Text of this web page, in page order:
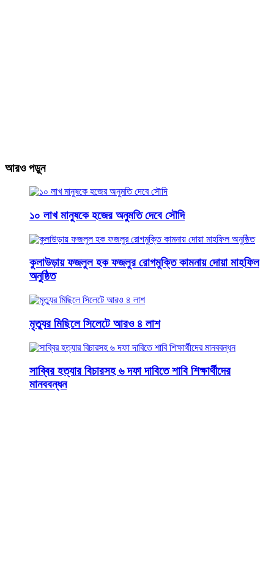
আরও পড়ুন
১০ লাখ মানুষকে হজের অনুমতি দেবে সৌদি
কুলাউড়ায় ফজলুল হক ফজলুর রোগমুক্তি কামনায় দোয়া মাহফিল
অনুষ্ঠিত
মৃত্যুর মিছিলে সিলেটে আরও ৪ লাশ
সাব্বির হত্যার বিচারসহ ৬ দফা দাবিতে শাবি শিক্ষার্থীদের
মানববন্ধন